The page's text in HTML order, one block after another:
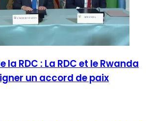
la RDC : La RDC et le Rwanda
un accord de paix